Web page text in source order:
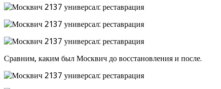
Сравним, каким был Москвич до восстановления и после.